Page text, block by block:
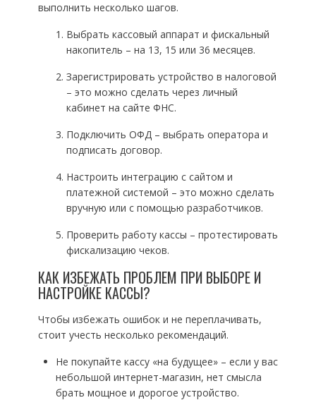
выполнить несколько шагов.
Выбрать кассовый аппарат и фискальный
накопитель – на 13, 15 или 36 месяцев.
Зарегистрировать устройство в налоговой
– это можно сделать через личный
кабинет на сайте ФНС.
Подключить ОФД – выбрать оператора и
подписать договор.
Настроить интеграцию с сайтом и
платежной системой – это можно сделать
вручную или с помощью разработчиков.
Проверить работу кассы – протестировать
фискализацию чеков.
КАК ИЗБЕЖАТЬ ПРОБЛЕМ ПРИ ВЫБОРЕ И
НАСТРОЙКЕ КАССЫ?
Чтобы избежать ошибок и не переплачивать,
стоит учесть несколько рекомендаций.
Не покупайте кассу «на будущее» – если у вас
небольшой интернет-магазин, нет смысла
брать мощное и дорогое устройство.